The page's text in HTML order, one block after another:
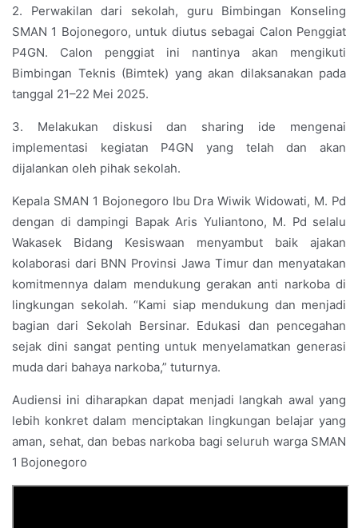
2. Perwakilan dari sekolah, guru Bimbingan Konseling
SMAN 1 Bojonegoro, untuk diutus sebagai Calon Penggiat
P4GN. Calon penggiat ini nantinya akan mengikuti
Bimbingan Teknis (Bimtek) yang akan dilaksanakan pada
tanggal 21–22 Mei 2025.
3. Melakukan diskusi dan sharing ide mengenai
implementasi kegiatan P4GN yang telah dan akan
dijalankan oleh pihak sekolah.
Kepala SMAN 1 Bojonegoro Ibu Dra Wiwik Widowati, M. Pd
dengan di dampingi Bapak Aris Yuliantono, M. Pd selalu
Wakasek Bidang Kesiswaan menyambut baik ajakan
kolaborasi dari BNN Provinsi Jawa Timur dan menyatakan
komitmennya dalam mendukung gerakan anti narkoba di
lingkungan sekolah. “Kami siap mendukung dan menjadi
bagian dari Sekolah Bersinar. Edukasi dan pencegahan
sejak dini sangat penting untuk menyelamatkan generasi
muda dari bahaya narkoba,” tuturnya.
Audiensi ini diharapkan dapat menjadi langkah awal yang
lebih konkret dalam menciptakan lingkungan belajar yang
aman, sehat, dan bebas narkoba bagi seluruh warga SMAN
1 Bojonegoro